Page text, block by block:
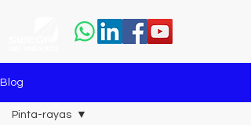
Blog
Pinta-rayas